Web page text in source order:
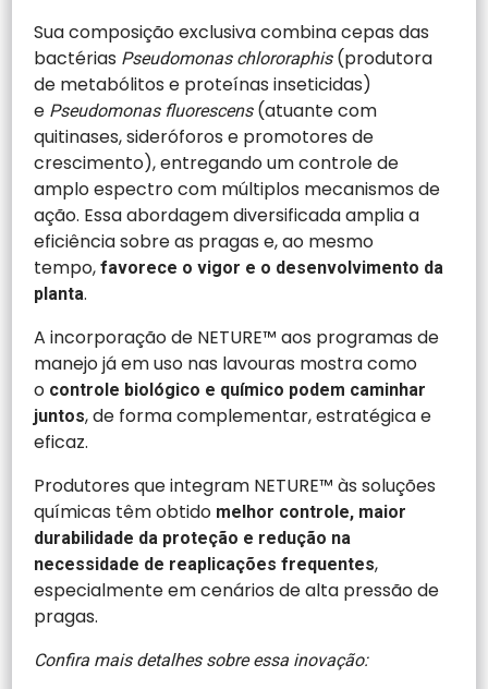
Sua composição exclusiva combina cepas das
bactérias Pseudomonas chlororaphis(produtora
de metabólitos e proteínas inseticidas)
e Pseudomonas fluorescens(atuante com
quitinases, sideróforos e promotores de
crescimento), entregando um controle de
amplo espectro com múltiplos mecanismos de
ação. Essa abordagem diversificada amplia a
eficiência sobre as pragas e, ao mesmo
tempo,favorece o vigor e o desenvolvimento da
planta.
A incorporação de NETURE™ aos programas de
manejo já em uso nas lavouras mostra como
o controle biológico e químico podem caminhar
juntos, de forma complementar, estratégica e
eficaz.
Produtores que integram NETURE™ às soluções
químicas têm obtido melhor controle, maior
durabilidade da proteção e redução na
necessidade de reaplicações frequentes,
especialmente em cenários de alta pressão de
pragas.
Confira mais detalhes sobre essa inovação: